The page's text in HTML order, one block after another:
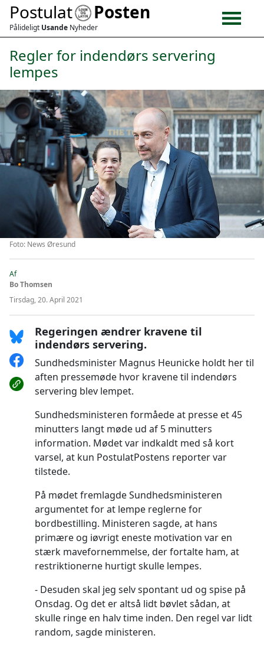
Postulat Posten
Pålideligt Usande Nyheder
Regler for indendørs servering
lempes
Foto: News Øresund
Af
Bo Thomsen
Tirsdag, 20. April 2021
Regeringen ændrer kravene til
indendørs servering.
Sundhedsminister Magnus Heunicke holdt her til
aften pressemøde hvor kravene til indendørs
servering blev lempet.
Sundhedsministeren formåede at presse et 45
minutters langt møde ud af 5 minutters
information. Mødet var indkaldt med så kort
varsel, at kun PostulatPostens reporter var
tilstede.
På mødet fremlagde Sundhedsministeren
argumentet for at lempe reglerne for
bordbestilling. Ministeren sagde, at hans
primære og iøvrigt eneste motivation var en
stærk mavefornemmelse, der fortalte ham, at
restriktionerne hurtigt skulle lempes.
Desuden skal jeg selv spontant ud og spise på
Onsdag. Og det er altså lidt bøvlet sådan, at
skulle ringe en halv time inden. Den regel var lidt
random, sagde ministeren.